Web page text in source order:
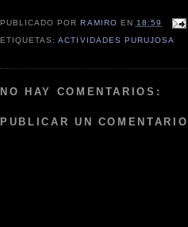
PUBLICADO POR RAMIRO EN 18:59
ETIQUETAS:ACTIVIDADES PURUJOSA
NO HAY COMENTARIOS:
PUBLICAR UN COMENTARIO